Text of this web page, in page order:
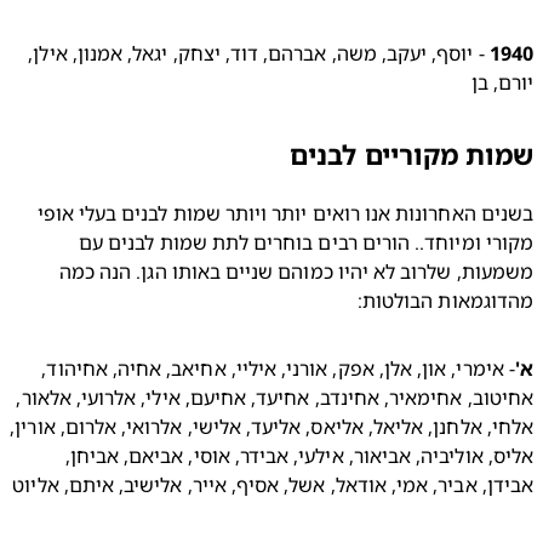
- יוסף, יעקב, משה, אברהם, דוד, יצחק, יגאל, אמנון, אילן,
בן
מקוריים לבנים
בשנים האחרונות אנו רואים יותר ויותר שמות לבנים בעלי אופי
מקורי ומיוחד.. הורים רבים בוחרים לתת שמות לבנים עם
משמעות, שלרוב לא יהיו כמוהם שניים באותו הגן. הנה כמה
הבולטות:
- אימרי, און, אלן, אפק, אורני, איליי, אחיאב, אחיה, אחיהוד,
אחיטוב, אחימאיר, אחינדב, אחיעד, אחיעם, אילי, אלרועי, אלאור,
אלחי, אלחנן, אליאל, אליאס, אליעד, אלישי, אלרואי, אלרום, אורין,
אליס, אוליביה, אביאור, אילעי, אבידר, אוסי, אביאם, אביחן,
אביר, אמי, אודאל, אשל, אסיף, אייר, אלישיב, איתם, אליוט